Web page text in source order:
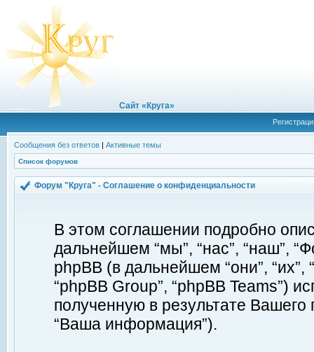
Сайт «Круга»
Сообщения без ответов | Активные темы
Список форумов
Форум "Круга" - Соглашение о конфиденциальности
В этом соглашении подробно
дальнейшем “мы”, “нас”, “наш”,
phpBB (в дальнейшем “они”, “их”,
“phpBB Group”, “phpBB Teams”)
полученную в результате
“Ваша информация”).